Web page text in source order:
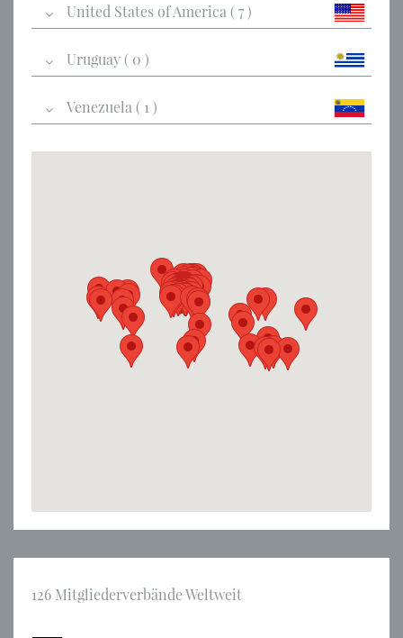
United States of America ( 7 )
Uruguay ( 0 )
Venezuela ( 1 )
126 Mitgliederverbände Weltweit